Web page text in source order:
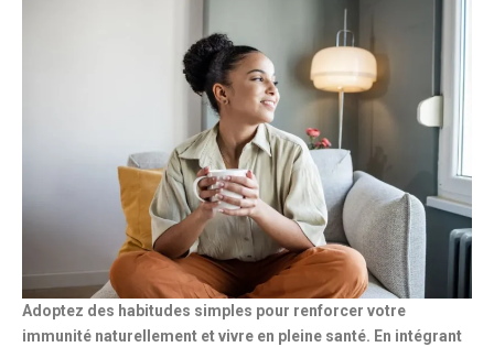
Adoptez des habitudes simples pour renforcer votre
immunité naturellement et vivre en pleine santé. En intégrant